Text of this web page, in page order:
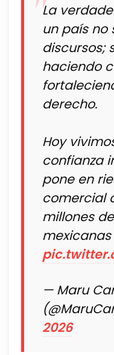
La
un país no
discursos;
haciendo
derecho.
Hoy
confianza
pone en
comercial
millones
mexicanas
— Maru
2026